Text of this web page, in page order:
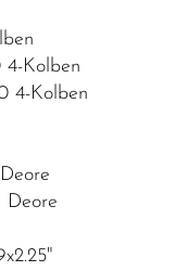
Kolben
4-Kolben